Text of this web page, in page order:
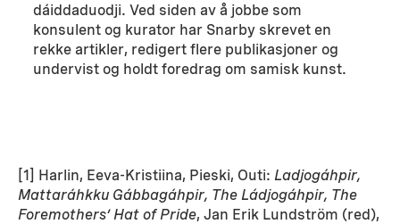
dáiddaduodji. Ved siden av å jobbe som
konsulent og kurator har Snarby skrevet en
rekke artikler, redigert flere publikasjoner og
undervist og holdt foredrag om samisk kunst.
[1] Harlin, Eeva-Kristiina, Pieski, Outi:Ladjogáhpir,
Mattaráhkku Gábbagáhpir, The Ládjogáhpir, The
Foremothers’ Hat of Pride, Jan Erik Lundström (red),